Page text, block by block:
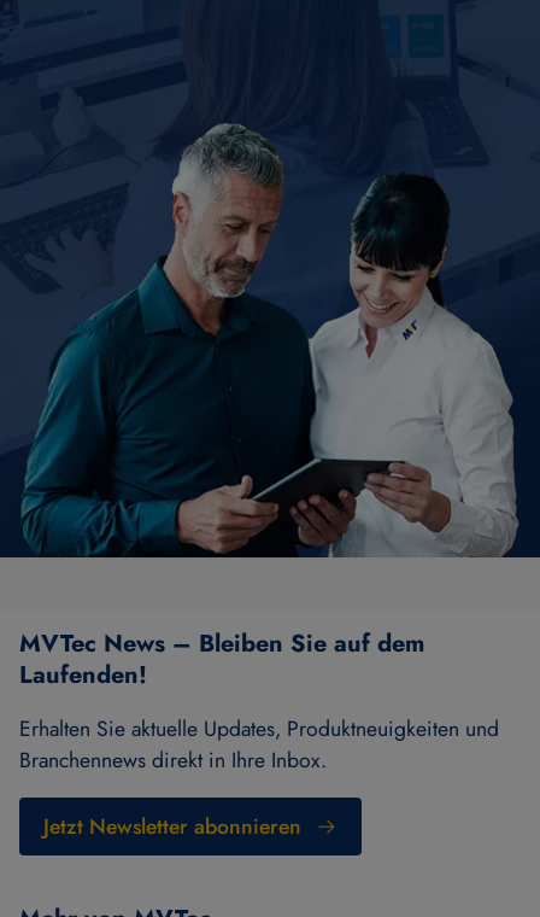
MVTec News – Bleiben Sie auf dem
Laufenden!
Erhalten Sie aktuelle Updates, Produktneuigkeiten und
Branchennews direkt in Ihre Inbox.
Jetzt Newsletter abonnieren